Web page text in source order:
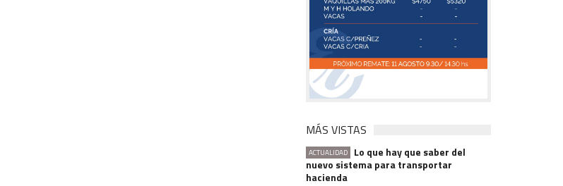
MÁS VISTAS
ACTUALIDAD
Lo que hay que saber del
nuevo sistema para transportar
hacienda